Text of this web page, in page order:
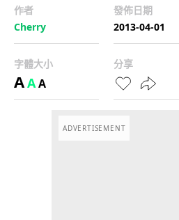
作者
Cherry
發佈日期
2013-04-01
字體大小
AAA
分享
ADVERTISEMENT